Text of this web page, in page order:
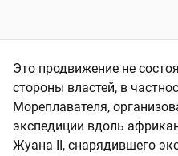
Это продвижение не
стороны властей, в
Мореплавателя,
экспедиции вдоль
Жуана II, снарядившего